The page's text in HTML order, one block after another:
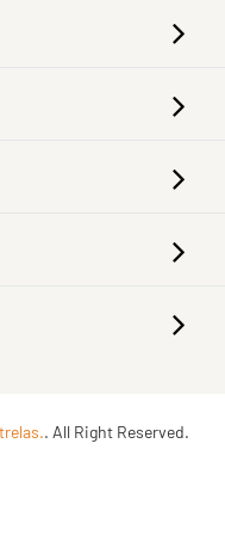
. All Right Reserved.